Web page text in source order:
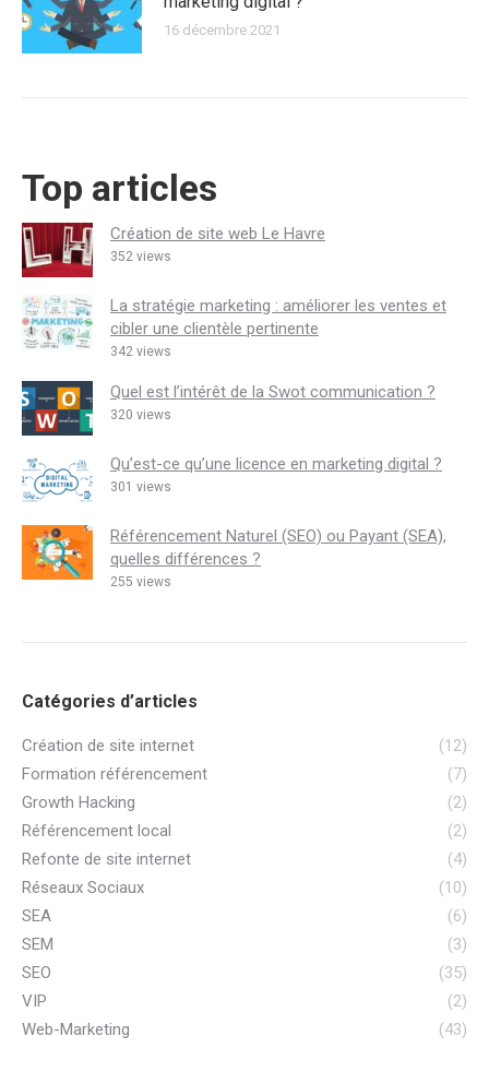
16 décembre 2021
Top articles
Création de site web Le Havre
352 views
La stratégie marketing : améliorer les ventes et
cibler une clientèle pertinente
342 views
Quel est l’intérêt de la Swot communication ?
320 views
Qu’est-ce qu’une licence en marketing digital ?
301 views
Référencement Naturel (SEO) ou Payant (SEA),
quelles différences ?
255 views
Catégories d’articles
Création de site internet
(12)
Formation référencement
(7)
Growth Hacking
(2)
Référencement local
(2)
Refonte de site internet
(4)
Réseaux Sociaux
(10)
SEA
(6)
SEM
(3)
SEO
(35)
VIP
(2)
Web-Marketing
(43)